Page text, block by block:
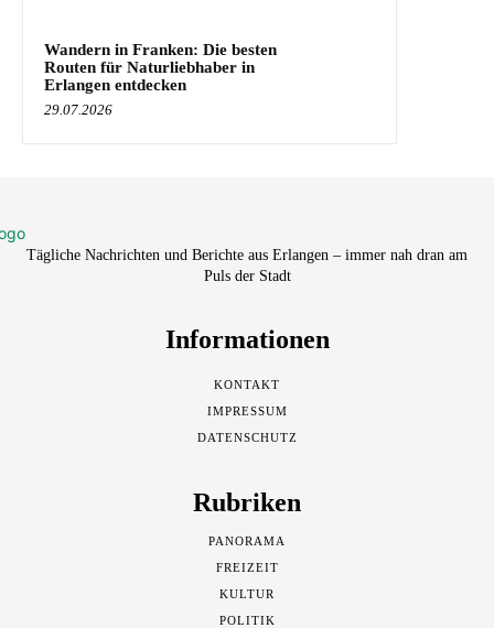
Wandern in Franken: Die besten
Routen für Naturliebhaber in
Erlangen entdecken
29.07.2026
Tägliche Nachrichten und Berichte aus Erlangen – immer nah dran am
Puls der Stadt
Informationen
KONTAKT
IMPRESSUM
DATENSCHUTZ
Rubriken
PANORAMA
FREIZEIT
KULTUR
POLITIK